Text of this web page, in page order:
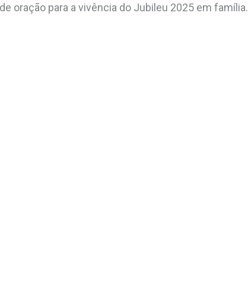
oração para a vivência do Jubileu 2025 em família.